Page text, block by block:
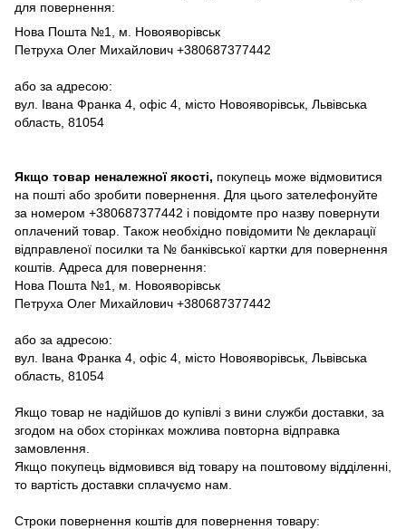
для повернення:
Нова Пошта №1, м. Новояворівськ
Петруха Олег Михайлович +380687377442
або за адресою:
вул. Івана Франка 4, офіс 4, місто Новояворівськ, Львівська
область, 81054
Якщо товар неналежної якості, покупець може відмовитися
на пошті або зробити повернення. Для цього зателефонуйте
за номером +380687377442 і повідомте про назву повернути
оплачений товар. Також необхідно повідомити № декларації
відправленої посилки та № банківської картки для повернення
коштів. Адреса для повернення:
Нова Пошта №1, м. Новояворівськ
Петруха Олег Михайлович +380687377442
або за адресою:
вул. Івана Франка 4, офіс 4, місто Новояворівськ, Львівська
область, 81054
Якщо товар не надійшов до купівлі з вини служби доставки, за
згодом на обох сторінках можлива повторна відправка
замовлення.
Якщо покупець відмовився від товару на поштовому відділенні,
то вартість доставки сплачуємо нам.
Строки повернення коштів для повернення товару: